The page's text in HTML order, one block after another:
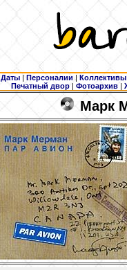
Даты | Персоналии | Коллективы
Печатный двор | Фотоархив |
Марк